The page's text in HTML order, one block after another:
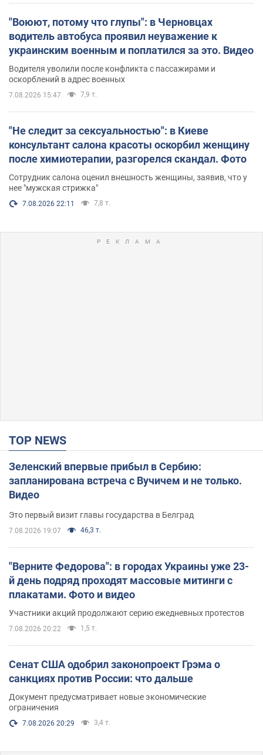
"Воюют, потому что глупы": в Черновцах
водитель автобуса проявил неуважение к
украинским военным и поплатился за это. Видео
Водителя уволили после конфликта с пассажирами и
оскорблений в адрес военных
7.08.2026 15:47 7,9 т.
"Не следит за сексуальностью": в Киеве
консультант салона красоты оскорбил женщину
после химиотерапии, разгорелся скандал. Фото
Сотрудник салона оценил внешность женщины, заявив, что у
нее "мужская стрижка"
7.08.2026 22:11 7,8 т.
TOP NEWS
Зеленский впервые прибыл в Сербию:
запланирована встреча с Вучичем и не только.
Видео
Это первый визит главы государства в Белград
7.08.2026 19:07 46,3 т.
"Верните Федорова": в городах Украины уже 23-
й день подряд проходят массовые митинги с
плакатами. Фото и видео
Участники акций продолжают серию ежедневных протестов
7.08.2026 20:22 1,5 т.
Сенат США одобрил законопроект Грэма о
санкциях против России: что дальше
Документ предусматривает новые экономические
ограничения
7.08.2026 20:29 3,4 т.